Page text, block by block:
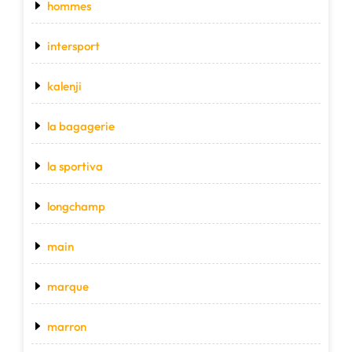
hommes
intersport
kalenji
la bagagerie
la sportiva
longchamp
main
marque
marron